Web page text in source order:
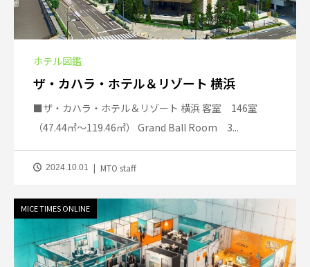
ホテル図鑑
ザ・カハラ・ホテル＆リゾート 横浜
■ザ・カハラ・ホテル＆リゾート 横浜 客室 146室
（47.44㎡～119.46㎡） Grand Ball Room 3...
2024.10.01 MTO staff
MICE TIMES ONLINE